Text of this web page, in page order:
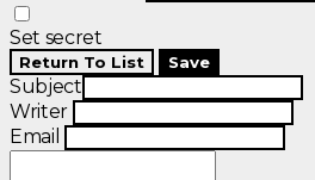
Set secret
Return To List Save
Subject
Writer
Email